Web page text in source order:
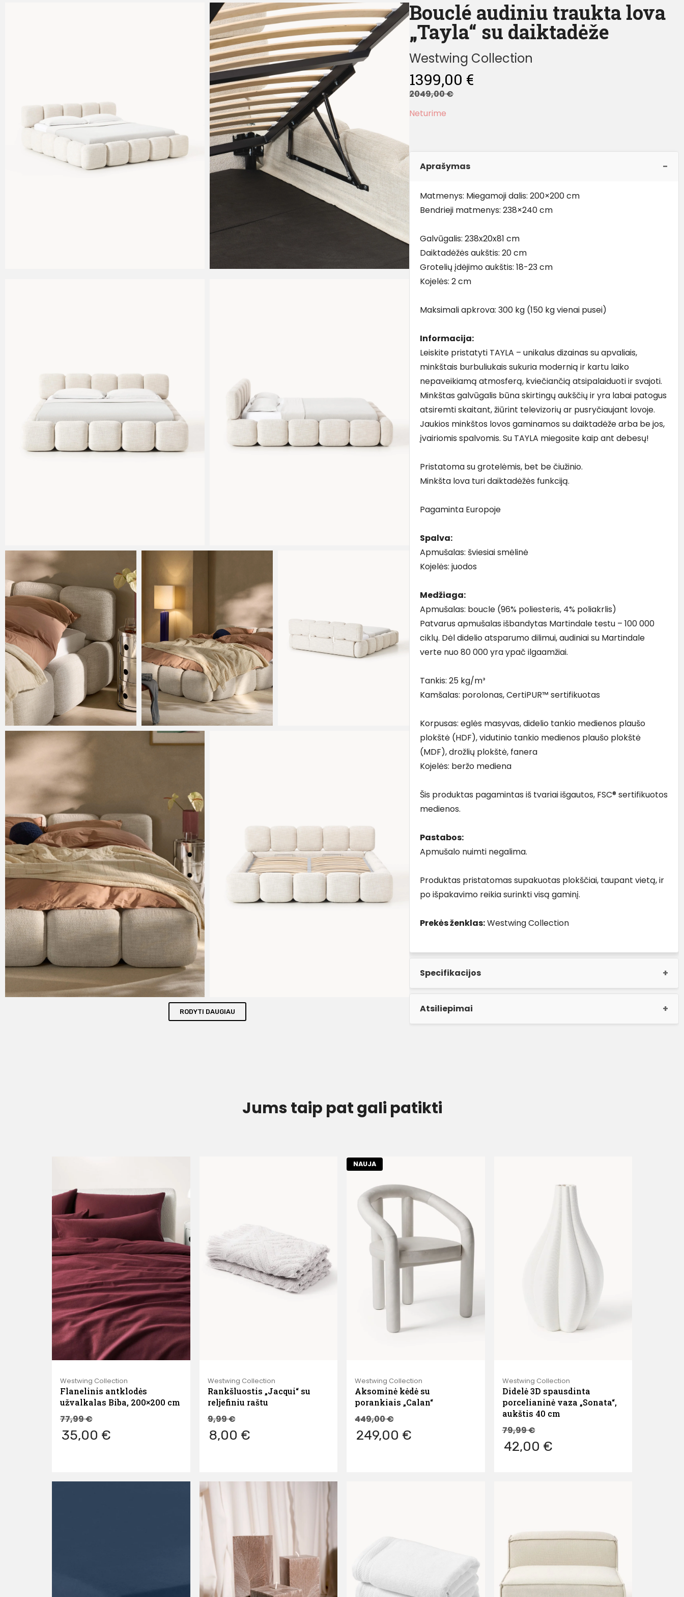
RODYTI DAUGIAU
Bouclé audiniu traukta lova
„Tayla“ su daiktadėže
Westwing Collection
1399,00 €
2049,00€
Neturime
Aprašymas
Matmenys: Miegamoji dalis: 200×200 cm
Bendrieji matmenys: 238×240 cm
Galvūgalis: 238x20x81 cm
Daiktadėžės aukštis: 20 cm
Grotelių įdėjimo aukštis: 18-23 cm
Kojelės: 2 cm
Maksimali apkrova: 300 kg (150 kg vienai pusei)
Informacija:
Leiskite pristatyti TAYLA – unikalus dizainas su apvaliais,
minkštais burbuliukais sukuria modernią ir kartu laiko
nepaveikiamą atmosferą, kviečiančią atsipalaiduoti ir svajoti.
Minkštas galvūgalis būna skirtingų aukščių ir yra labai patogus
atsiremti skaitant, žiūrint televizorių ar pusryčiaujant lovoje.
Jaukios minkštos lovos gaminamos su daiktadėže arba be jos,
įvairiomis spalvomis. Su TAYLA miegosite kaip ant debesų!
Pristatoma su grotelėmis, bet be čiužinio.
Minkšta lova turi daiktadėžės funkciją.
Pagaminta Europoje
Spalva:
Apmušalas: šviesiai smėlinė
Kojelės: juodos
Medžiaga:
Apmušalas: boucle (96% poliesteris, 4% poliakrlis)
Patvarus apmušalas išbandytas Martindale testu – 100 000
ciklų. Dėl didelio atsparumo dilimui, audiniai su Martindale
verte nuo 80 000 yra ypač ilgaamžiai.
Tankis: 25 kg/m³
Kamšalas: porolonas, CertiPUR™ sertifikuotas
Korpusas: eglės masyvas, didelio tankio medienos plaušo
plokštė (HDF), vidutinio tankio medienos plaušo plokštė
(MDF), drožlių plokštė, fanera
Kojelės: beržo mediena
Šis produktas pagamintas iš tvariai išgautos, FSC® sertifikuotos
medienos.
Pastabos:
Apmušalo nuimti negalima.
Produktas pristatomas supakuotas plokščiai, taupant vietą, ir
po išpakavimo reikia surinkti visą gaminį.
Prekės ženklas:Westwing Collection
Specifikacijos
Atsiliepimai
Jums taip pat gali patikti
Westwing Collection
Flanelinis antklodės
užvalkalas Biba, 200×200 cm
77,99€
35,00 €
Westwing Collection
Rankšluostis „Jacqui“ su
reljefiniu raštu
9,99€
8,00 €
NAUJA
Westwing Collection
Aksominė kėdė su
porankiais „Calan“
449,00€
249,00 €
Westwing Collection
Didelė 3D spausdinta
porcelianinė vaza „Sonata“,
aukštis 40 cm
79,99€
42,00 €